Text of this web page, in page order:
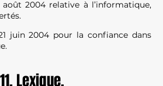
2004 relative à l’informatique,
juin 2004 pour la confiance dans
11. Lexique.